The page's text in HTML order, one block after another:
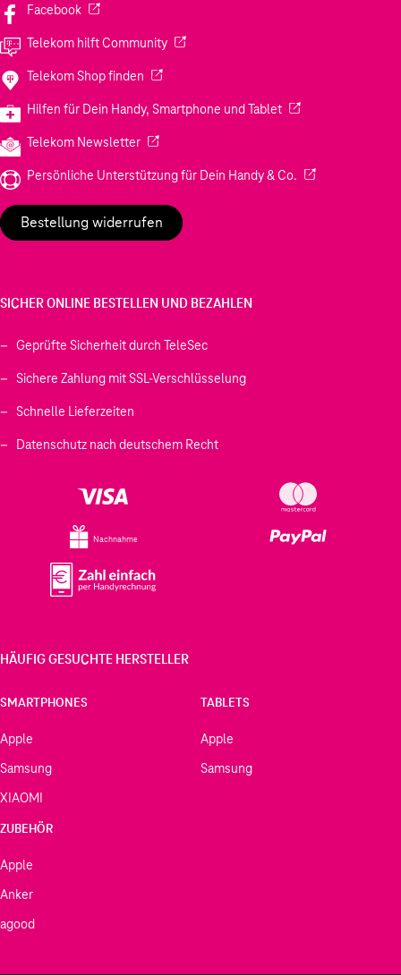
Facebook(Wird in einem neuen Tab geöffnet)
Telekom hilft Community(Wird in einem neuen Tab geöffnet)
Telekom Shop finden (Wird in einem neuen Tab geöffnet)
Hilfen für Dein Handy, Smartphone und Tablet(Wird in einem
Telekom Newsletter(Wird in einem neuen Tab geöffnet)
Persönliche Unterstützung für Dein Handy & Co. (Wird in einem
Bestellung widerrufen
SICHER ONLINE BESTELLEN UND BEZAHLEN
Geprüfte Sicherheit durch TeleSec
Sichere Zahlung mit SSL-Verschlüsselung
Schnelle Lieferzeiten
Datenschutz nach deutschem Recht
Nachnahme
HÄUFIG GESUCHTE HERSTELLER
SMARTPHONES
Apple
Samsung
XIAOMI
TABLETS
Apple
Samsung
ZUBEHÖR
Apple
Anker
agood